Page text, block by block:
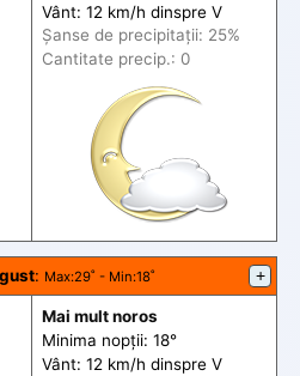
Vânt: 12 km/h dinspre V
Șanse de precipitații: 25%
Cantitate precip.: 0
: Max:29˚ - Min:18˚ +
Mai mult noros
Minima nopții: 18°
Vânt: 12 km/h dinspre V